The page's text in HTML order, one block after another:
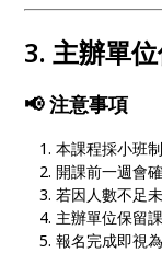
3. 主辦單
📢 注意事項
本課程採小班
開課前一週會
若因人數不足
主辦單位保留
報名完成即視